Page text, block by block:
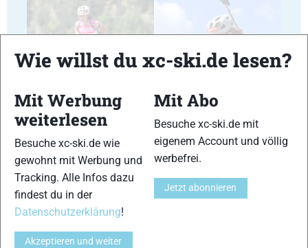
20
Wie willst du xc-ski.de lesen?
Mit Werbung
weiterlesen
Besuche xc-ski.de wie
gewohnt mit Werbung und
Tracking. Alle Infos dazu
findest du in der
Datenschutzerklärung!
Akzeptieren und weiter
Mit Abo
Besuche xc-ski.de mit
eigenem Account und völlig
werbefrei.
Jetzt abonnieren